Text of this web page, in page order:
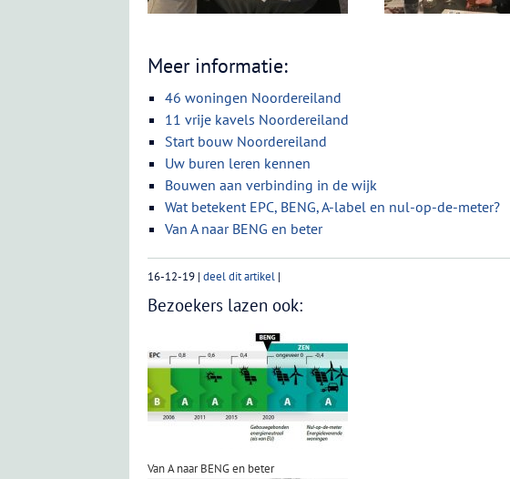
Meer informatie:
46 woningen Noordereiland
11 vrije kavels Noordereiland
Start bouw Noordereiland
Uw buren leren kennen
Bouwen aan verbinding in de wijk
Wat betekent EPC, BENG, A-label en nul-op-de-meter?
Van A naar BENG en beter
16-12-19 | deel dit artikel |
Bezoekers lazen ook:
Van A naar BENG en beter